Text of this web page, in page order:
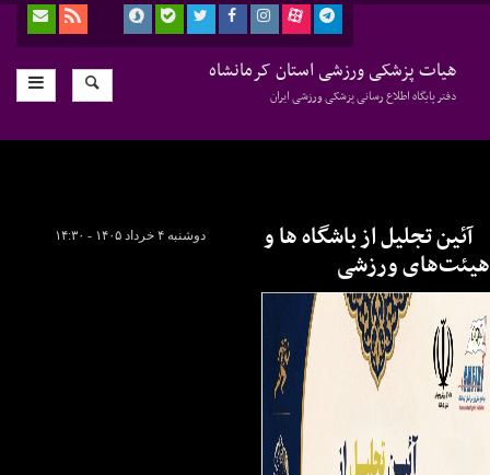
هیات پزشکی ورزشی استان کرمانشاه
دفتر پایگاه اطلاع رسانی پزشکی ورزشی ایران
دوشنبه ۴ خرداد ۱۴۰۵ - ۱۴:۳۰ آئین تجلیل از باشگاه ها و
هیئت‌های ورزشی